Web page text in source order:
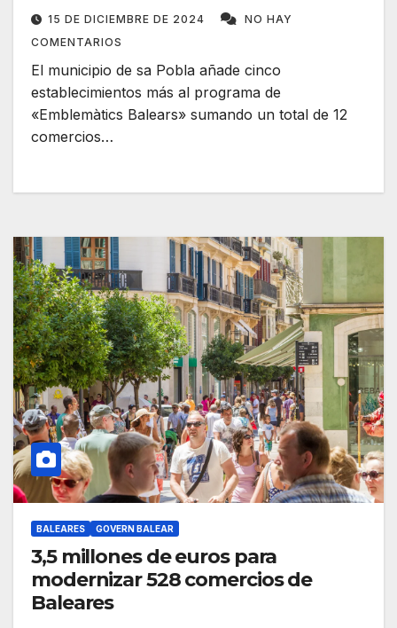
15 DE DICIEMBRE DE 2024
NO HAY
COMENTARIOS
El municipio de sa Pobla añade cinco
establecimientos más al programa de
«Emblemàtics Balears» sumando un total de 12
comercios…
BALEARES GOVERN BALEAR
3,5 millones de euros para
modernizar 528 comercios de
Baleares